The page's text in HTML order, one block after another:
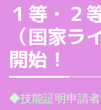
１等・２
（国家ラ
開始！
◆技能証明申請